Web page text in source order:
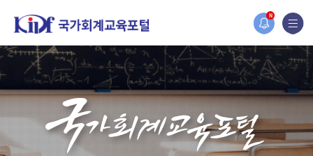
N
홈페이지가 새롭게 개편되었습니다.
한국조세재정연구원홈페이지가 새롭게 개설되었습니다.